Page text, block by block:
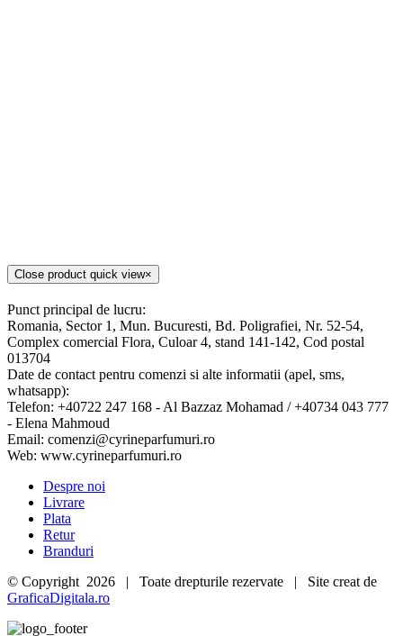
Close product quick view×
Punct principal de lucru:
Romania, Sector 1, Mun. Bucuresti, Bd. Poligrafiei, Nr. 52-54,
Complex comercial Flora, Culoar 4, stand 141-142, Cod postal
013704
Date de contact pentru comenzi si alte informatii (apel, sms,
whatsapp):
Telefon: +40722 247 168 - Al Bazzaz Mohamad / +40734 043 777
- Elena Mahmoud
Email: comenzi@cyrineparfumuri.ro
Web: www.cyrineparfumuri.ro
Despre noi
Livrare
Plata
Retur
Branduri
© Copyright 2026 | Toate drepturile rezervate | Site creat de
GraficaDigitala.ro